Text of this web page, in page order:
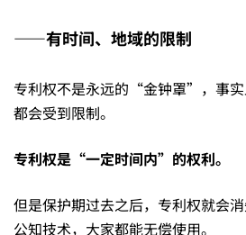
到
1
的
认
——有时间、地域的限制
专利权不是永远的“金钟罩”，事实
都会受到限制。
专利权是“一定时间内” 的权利。
但是保护期过去之后，专利权就会
公知技术，大家都能无偿使用。